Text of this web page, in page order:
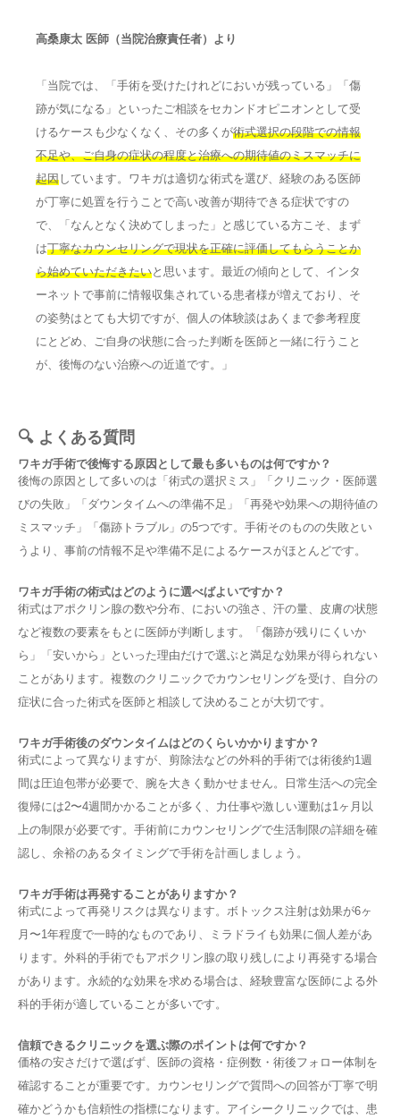
高桑康太 医師（当院治療責任者）より
「当院では、「手術を受けたけれどにおいが残っている」「傷
跡が気になる」といったご相談をセカンドオピニオンとして受
けるケースも少なくなく、その多くが術式選択の段階での情報
不足や、ご自身の症状の程度と治療への期待値のミスマッチに
起因 しています。ワキガは適切な術式を選び、経験のある医師
が丁寧に処置を行うことで高い改善が期待できる症状ですの
で、「なんとなく決めてしまった」と感じている方こそ、まず
は丁寧なカウンセリングで現状を正確に評価してもらうことか
ら始めていただきたいと思います。最近の傾向として、インタ
ーネットで事前に情報収集されている患者様が増えており、そ
の姿勢はとても大切ですが、個人の体験談はあくまで参考程度
にとどめ、ご自身の状態に合った判断を医師と一緒に行うこと
が、後悔のない治療への近道です。」
🔍 よくある質問
ワキガ手術で後悔する原因として最も多いものは何ですか？
後悔の原因として多いのは「術式の選択ミス」「クリニック・医師選
びの失敗」「ダウンタイムへの準備不足」「再発や効果への期待値の
ミスマッチ」「傷跡トラブル」の5つです。手術そのものの失敗とい
うより、事前の情報不足や準備不足によるケースがほとんどです。
ワキガ手術の術式はどのように選べばよいですか？
術式はアポクリン腺の数や分布、においの強さ、汗の量、皮膚の状態
など複数の要素をもとに医師が判断します。「傷跡が残りにくいか
ら」「安いから」といった理由だけで選ぶと満足な効果が得られない
ことがあります。複数のクリニックでカウンセリングを受け、自分の
症状に合った術式を医師と相談して決めることが大切です。
ワキガ手術後のダウンタイムはどのくらいかかりますか？
術式によって異なりますが、剪除法などの外科的手術では術後約1週
間は圧迫包帯が必要で、腕を大きく動かせません。日常生活への完全
復帰には2〜4週間かかることが多く、力仕事や激しい運動は1ヶ月以
上の制限が必要です。手術前にカウンセリングで生活制限の詳細を確
認し、余裕のあるタイミングで手術を計画しましょう。
ワキガ手術は再発することがありますか？
術式によって再発リスクは異なります。ボトックス注射は効果が6ヶ
月〜1年程度で一時的なものであり、ミラドライも効果に個人差があ
ります。外科的手術でもアポクリン腺の取り残しにより再発する場合
があります。永続的な効果を求める場合は、経験豊富な医師による外
科的手術が適していることが多いです。
信頼できるクリニックを選ぶ際のポイントは何ですか？
価格の安さだけで選ばず、医師の資格・症例数・術後フォロー体制を
確認することが重要です。カウンセリングで質問への回答が丁寧で明
確かどうかも信頼性の指標になります。アイシークリニックでは、患